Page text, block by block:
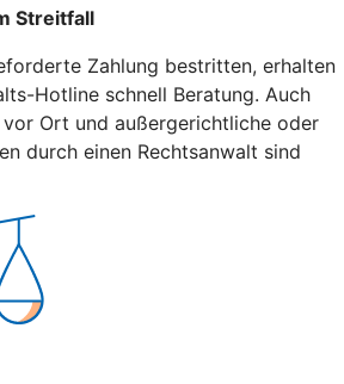
Streitfall
Zahlung bestritten, erhalten
Hotline schnell Beratung. Auch
Ort und außergerichtliche oder
durch einen Rechtsanwalt sind